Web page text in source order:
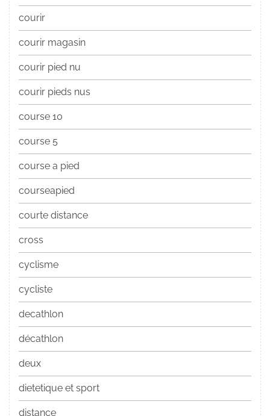
courir
courir magasin
courir pied nu
courir pieds nus
course 10
course 5
course a pied
courseapied
courte distance
cross
cyclisme
cycliste
decathlon
décathlon
deux
dietetique et sport
distance